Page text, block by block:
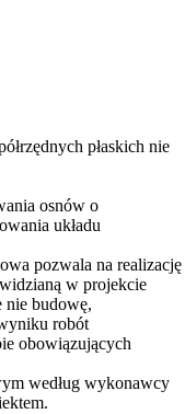
płaskich nie
osnów o
układu
pozwala na realizację
w projekcie
nie budowę,
robót
obowiązujących
według wykonawcy